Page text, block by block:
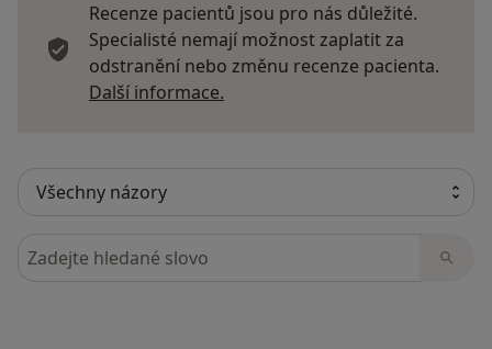
Recenze pacientů jsou pro nás důležité.
Specialisté nemají možnost zaplatit za
odstranění nebo změnu recenze pacienta.
Další informace.
Hledejte v názorech